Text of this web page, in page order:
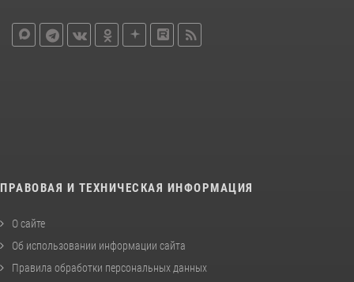
ПРАВОВАЯ И ТЕХНИЧЕСКАЯ ИНФОРМАЦИЯ
О сайте
Об использовании информации сайта
Правила обработки персональных данных